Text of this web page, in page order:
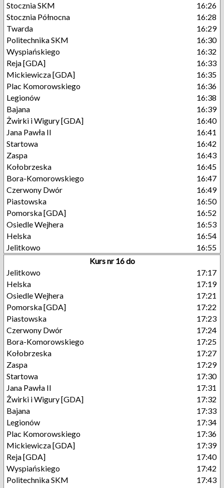
Stocznia SKM
16:26
Stocznia Północna
16:28
Twarda
16:29
Politechnika SKM
16:30
Wyspiańskiego
16:32
Reja [GDA]
16:33
Mickiewicza [GDA]
16:35
Plac Komorowskiego
16:36
Legionów
16:38
Bajana
16:39
Żwirki i Wigury [GDA]
16:40
Jana Pawła II
16:41
Startowa
16:42
Zaspa
16:43
Kołobrzeska
16:45
Bora-Komorowskiego
16:47
Czerwony Dwór
16:49
Piastowska
16:50
Pomorska [GDA]
16:52
Osiedle Wejhera
16:53
Helska
16:54
Jelitkowo
16:55
Kurs nr 16 do
Jelitkowo
17:17
Helska
17:19
Osiedle Wejhera
17:21
Pomorska [GDA]
17:22
Piastowska
17:23
Czerwony Dwór
17:24
Bora-Komorowskiego
17:25
Kołobrzeska
17:27
Zaspa
17:29
Startowa
17:30
Jana Pawła II
17:31
Żwirki i Wigury [GDA]
17:32
Bajana
17:33
Legionów
17:34
Plac Komorowskiego
17:36
Mickiewicza [GDA]
17:39
Reja [GDA]
17:40
Wyspiańskiego
17:42
Politechnika SKM
17:43